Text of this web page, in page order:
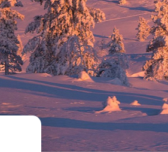
Finnland
Alaska
Yukon
Yellowknife
Glasiglus & Spezialunterkünfte
Yukon
Alaska